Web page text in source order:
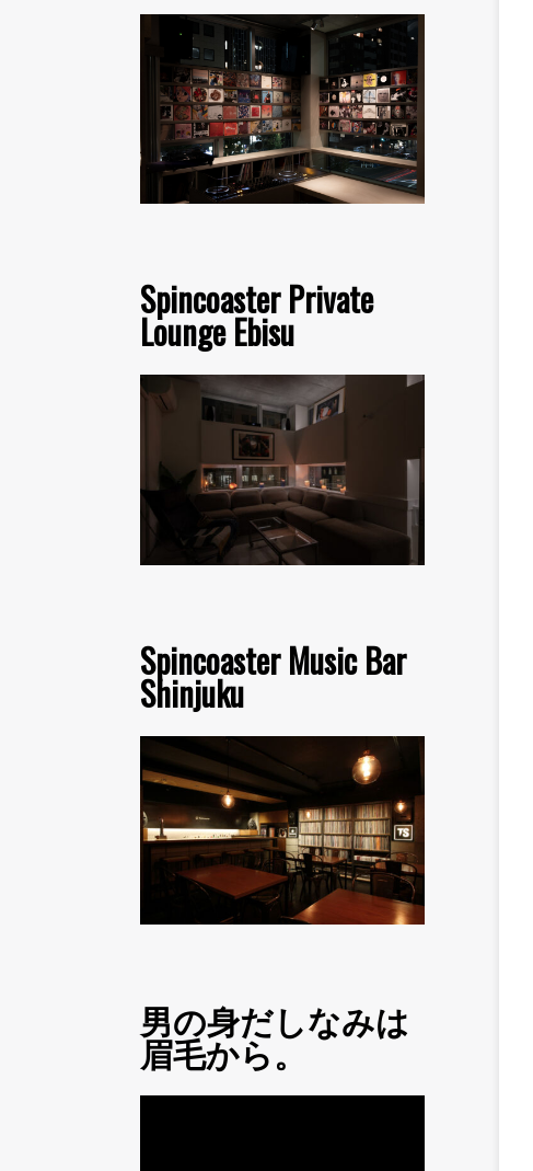
Spincoaster Private
Lounge Ebisu
Spincoaster Music Bar
Shinjuku
男の身だしなみは
眉毛から。